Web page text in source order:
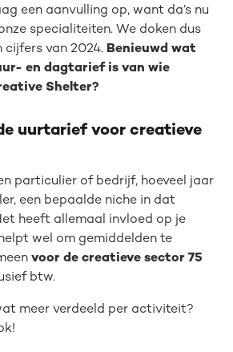
een aanvulling op, want da’s nu
specialiteiten. We doken dus
cijfers van 2024. Benieuwd wat
en dagtarief is van wie
Shelter?
uurtarief voor creatieve
particulier of bedrijf, hoeveel jaar
een bepaalde niche in dat
heeft allemaal invloed op je
wel om gemiddelden te
voor de creatieve sector 75
btw.
meer verdeeld per activiteit?